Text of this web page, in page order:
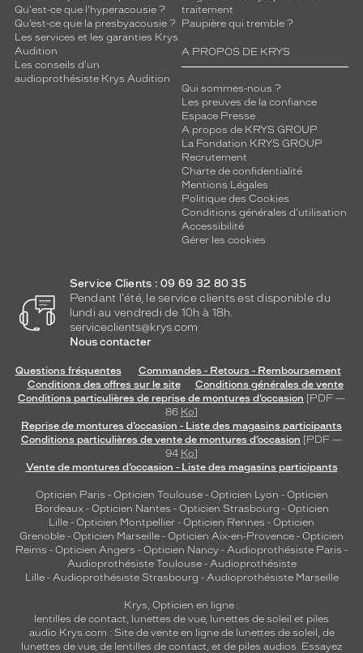
Qu'est-ce que l'hyperacousie ?
Qu’est-ce que la presbyacousie ?
Les services et les garanties Krys
Audition
Les conseils d'un
audioprothésiste Krys Audition
traitement
Paupière qui tremble ?
A PROPOS DE KRYS
Qui sommes-nous ?
Les preuves de la confiance
Espace Presse
A propos de KRYS GROUP
La Fondation KRYS GROUP
Recrutement
Charte de confidentialité
Mentions Légales
Politique des Cookies
Conditions générales d'utilisation
Accessibilité
Gérer les cookies
Service Clients : 09 69 32 80 35
Pendant l'été, le service clients est disponible du
lundi au vendredi de 10h à 18h.
serviceclients@krys.com
Nous contacter
Questions fréquentes
Commandes - Retours - Remboursement
Conditions des offres sur le site
Conditions générales de vente
Conditions particulières de reprise de montures d’occasion [PDF —
86 Ko]
Reprise de montures d’occasion - Liste des magasins participants
Conditions particulières de vente de montures d’occasion [PDF —
94 Ko]
Vente de montures d’occasion - Liste des magasins participants
Opticien Paris - Opticien Toulouse- Opticien Lyon - Opticien
Bordeaux- Opticien Nantes - Opticien Strasbourg - Opticien
Lille - Opticien Montpellier - Opticien Rennes - Opticien
Grenoble - Opticien Marseille - Opticien Aix-en-Provence - Opticien
Reims - Opticien Angers - Opticien Nancy - Audioprothésiste Paris -
Audioprothésiste Toulouse- Audioprothésiste
Lille- Audioprothésiste Strasbourg - Audioprothésiste Marseille
Krys, Opticien en ligne :
lentilles de contact, lunettes de vue, lunettes de soleil et piles
audio Krys.com : Site de vente en ligne de lunettes de soleil, de
lunettes de vue, de lentilles de contact, et de piles audios. Essayez